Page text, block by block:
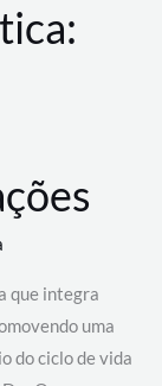
que integra
uma
do ciclo de vida